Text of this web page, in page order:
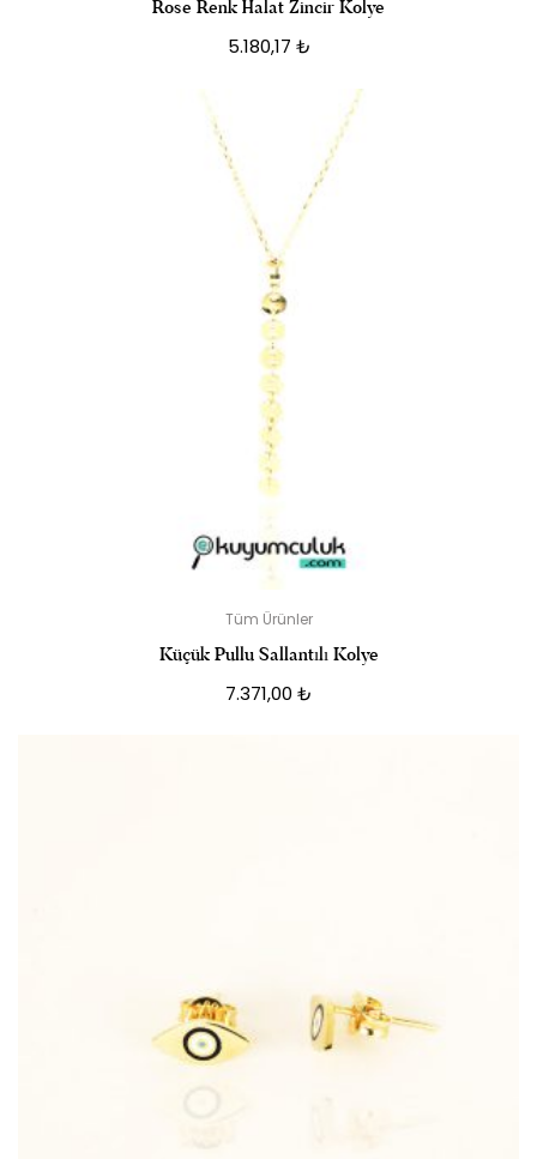
Rose Renk Halat Zincir Kolye
5.180,17 ₺
Tüm Ürünler
Küçük Pullu Sallantılı Kolye
7.371,00 ₺